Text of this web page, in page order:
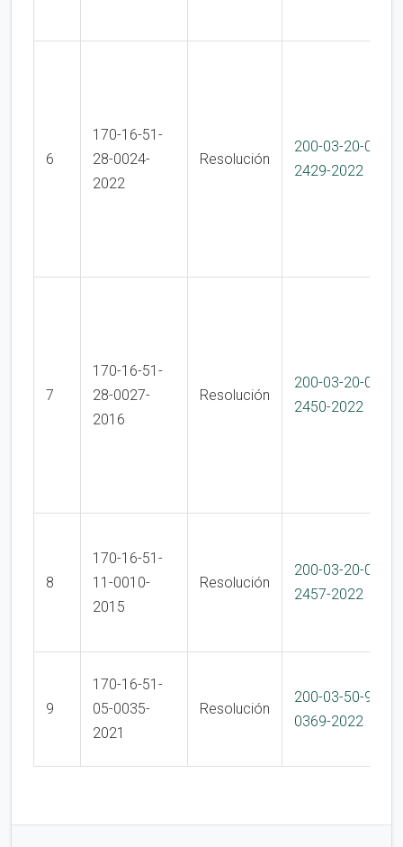
6
170-16-51-
28-0024-
2022
Resolución
200-03-20-01-
2429-2022
7
170-16-51-
28-0027-
2016
Resolución
200-03-20-01-
2450-2022
8
170-16-51-
11-0010-
2015
Resolución
200-03-20-01-
2457-2022
9
170-16-51-
05-0035-
2021
Resolución
200-03-50-99-
0369-2022